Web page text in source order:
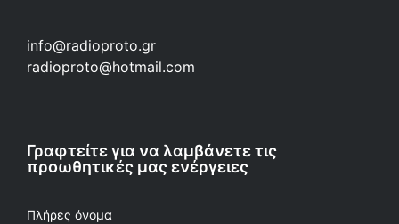
info@radioproto.gr
radioproto@hotmail.com
Γραφτείτε για να λαμβάνετε τις
προωθητικές μας ενέργειες
Πλήρες όνομα